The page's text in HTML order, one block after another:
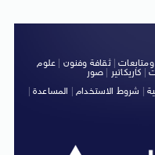
ومتابعات|ثقافة وفنون
علوم
كاريكاتير صور
شروط الاستخدام| المساعدة|